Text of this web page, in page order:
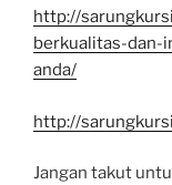
http://
berkualitas-dan-
anda/
http://
Jangan takut